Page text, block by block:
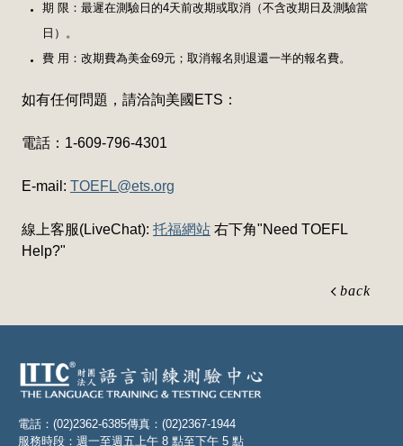
期 限：最遲在測驗日的4天前改期或取消（不含改期日及測驗當
日）。
費 用：改期費為美金69元；取消報名則退還一半的報名費。
如有任何問題，請洽詢美國ETS：
電話：1-609-796-4301
E-mail: TOEFL@ets.org
線上客服(LiveChat): 托福網站 右下角"Need TOEFL
Help?"
back
電話：(02)2362-6385傳真：(02)2367-1944
服務時段：週一至週五上午 8 點至下午 5 點